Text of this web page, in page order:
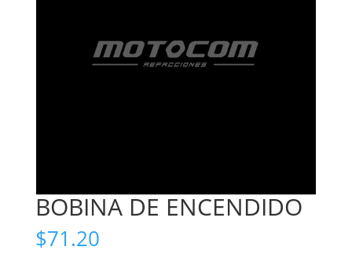
BOBINA DE ENCENDIDO
$71.20